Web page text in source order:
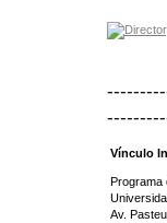
Vínculo
Av.